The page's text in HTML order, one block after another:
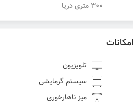
۳۰۰ متری دریا
امکانات
تلویزیون
سیستم گرمایشی
میز ناهارخوری